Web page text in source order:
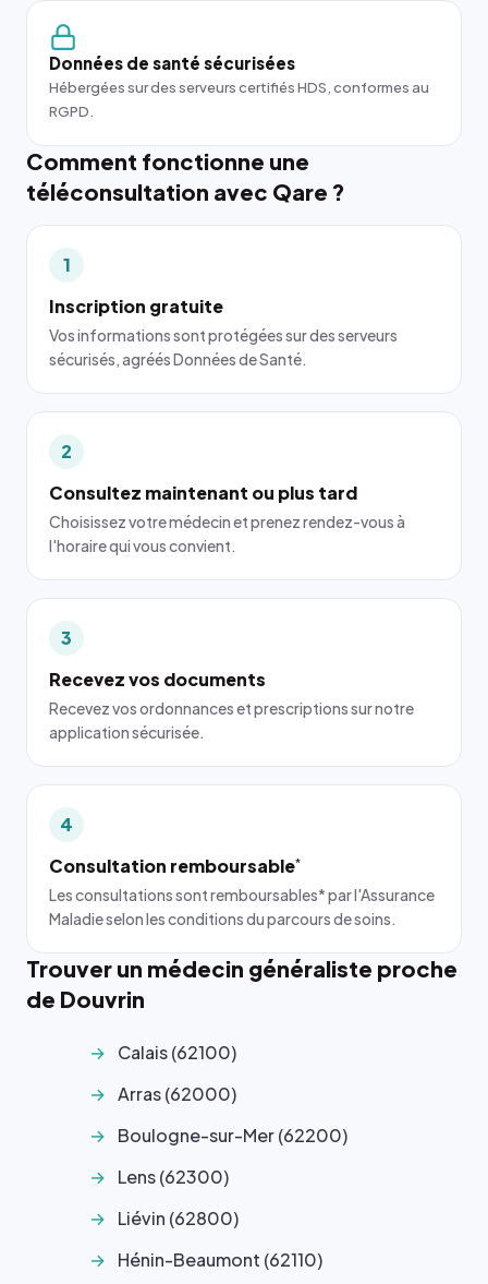
Données de santé sécurisées
Hébergées sur des serveurs certifiés HDS, conformes au
RGPD.
Comment fonctionne une
téléconsultation avec Qare ?
1
Inscription gratuite
Vos informations sont protégées sur des serveurs
sécurisés, agréés Données de Santé.
2
Consultez maintenant ou plus tard
Choisissez votre médecin et prenez rendez-vous à
l'horaire qui vous convient.
3
Recevez vos documents
Recevez vos ordonnances et prescriptions sur notre
application sécurisée.
4
Consultation remboursable*
Les consultations sont remboursables* par l'Assurance
Maladie selon les conditions du parcours de soins.
Trouver un médecin généraliste proche
de Douvrin
Calais (62100)
Arras (62000)
Boulogne-sur-Mer (62200)
Lens (62300)
Liévin (62800)
Hénin-Beaumont (62110)